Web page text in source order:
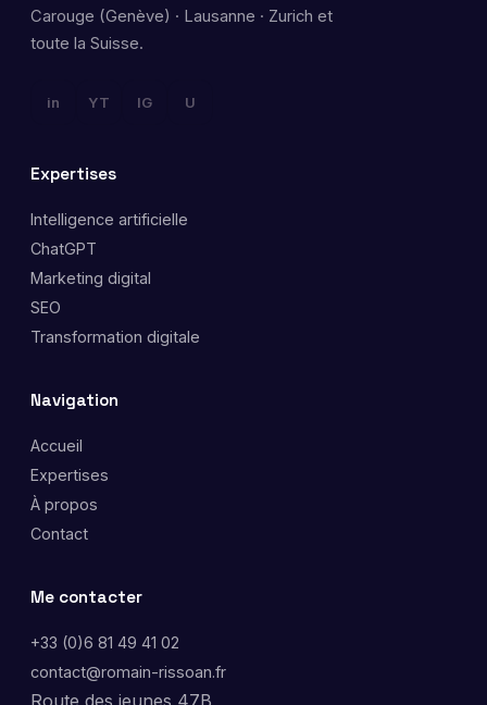
Carouge (Genève) · Lausanne · Zurich et
toute la Suisse.
in YT IG U
Expertises
Intelligence artificielle
ChatGPT
Marketing digital
SEO
Transformation digitale
Navigation
Accueil
Expertises
À propos
Contact
Me contacter
+33 (0)6 81 49 41 02
contact@romain-rissoan.fr
Route des jeunes 47B